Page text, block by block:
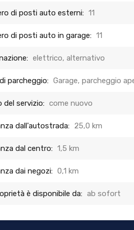
di posti auto esterni: 11
di posti auto in garage: 11
elettrico, alternativo
parcheggio: Garage, parcheggio
del servizio: come nuovo
dall'autostrada: 25,0 km
dal centro: 1,5 km
dai negozi: 0,1 km
è disponibile da: ab sofort